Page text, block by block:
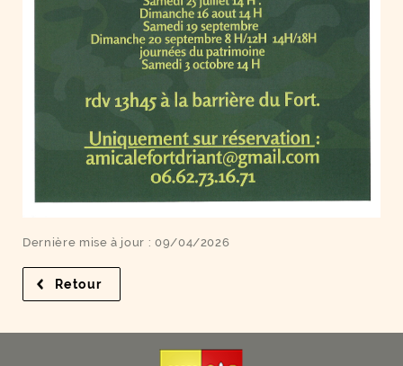
Dernière mise à jour : 09/04/2026
Retour